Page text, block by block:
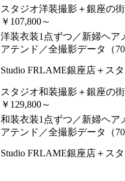
スタジオ洋装撮影＋銀座の
￥107,800～
洋装衣装1点ずつ／新婦ヘア
アテンド／全撮影データ（70
Studio FRLAME銀座店＋ス
スタジオ和装撮影＋銀座の
￥129,800～
和装衣装1点ずつ／新婦ヘア
アテンド／全撮影データ（70
Studio FRLAME銀座店＋ス